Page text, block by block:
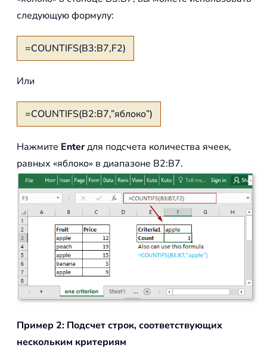
следующую формулу:
=COUNTIFS(B3:B7,F2)
Или
=COUNTIFS(B2:B7,”яблоко”)
Нажмите Enterдля подсчета количества ячеек,
равных «яблоко» в диапазоне B2:B7.
Пример 2: Подсчет строк, соответствующих
нескольким критериям